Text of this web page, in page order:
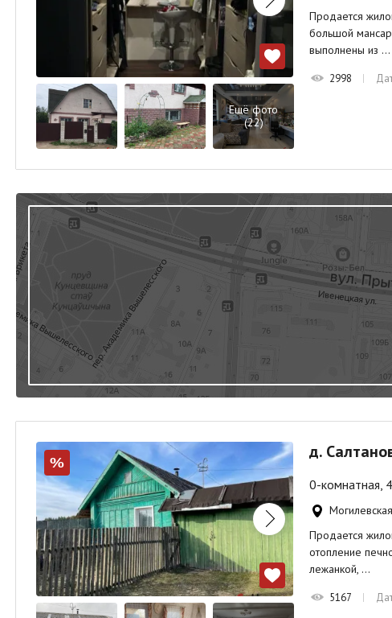
Ещё фото
(22)
Продается
большой
выполнены из …
2998
%
д.
0-комнатная,
Продается
отопление
лежанкой, …
5167